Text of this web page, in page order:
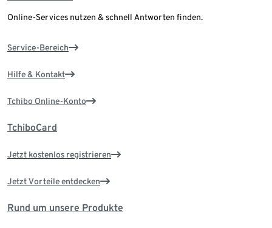
Online-Services nutzen & schnell Antworten finden.
Service-Bereich
Hilfe & Kontakt
Tchibo Online-Konto
TchiboCard
Jetzt kostenlos registrieren
Jetzt Vorteile entdecken
Rund um unsere Produkte